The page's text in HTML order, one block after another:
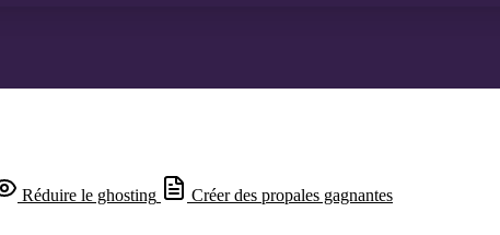
Réduire le ghosting
Créer des propales gagnantes